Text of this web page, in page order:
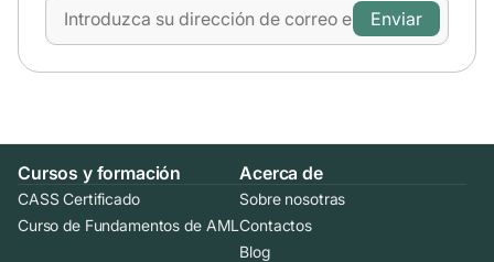
Cursos y formación
CASS Certificado
Curso de Fundamentos de AML
Acerca de
Sobre nosotras
Contactos
Blog